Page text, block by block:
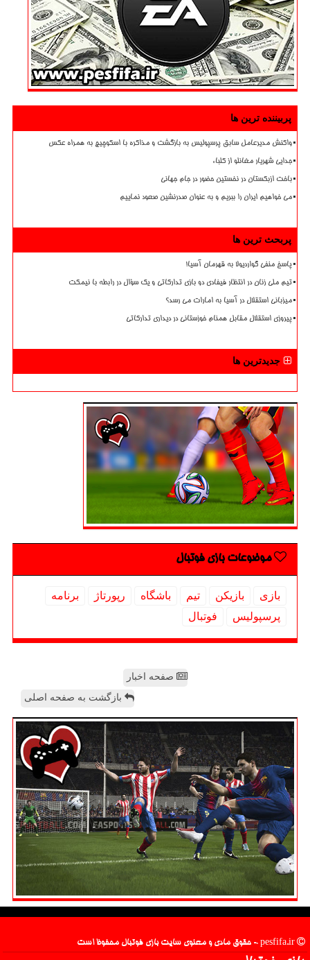
پربیننده ترین ها
واکنش مدیرعامل سابق پرسپولیس به بازگشت و مذاکره با اسکوچیچ به همراه عکس
جدایی شهریار مغانلو از کلباء
باخت ازبکستان در نخستین حضور در جام جهانی
می خواهیم ایران را ببریم و به عنوان صدرنشین صعود نماییم
پربحث ترین ها
پاسخ منفی گواردیولا به قهرمان آسیا!
تیم ملی زنان در انتظار فیفادی دو بازی تدارکاتی و یک سؤال در رابطه با نیمکت
میزبانی استقلال در آسیا به امارات می رسد؟
پیروزی استقلال مقابل همنام خوزستانی در دیداری تدارکاتی
جدیدترین ها
موضوعات بازی فوتبال
بازی بازیكن تیم باشگاه رپورتاژ
برنامه
پرسپولیس
فوتبال
صفحه اخبار
بازگشت به صفحه اصلی